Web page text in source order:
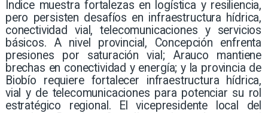
Índice muestra fortalezas en logística y resiliencia,
pero persisten desafíos en infraestructura hídrica,
conectividad vial, telecomunicaciones y servicios
básicos. A nivel provincial, Concepción enfrenta
presiones por saturación vial; Arauco mantiene
brechas en conectividad y energía; y la provincia de
Biobío requiere fortalecer infraestructura hídrica,
vial y de telecomunicaciones para potenciar su rol
estratégico regional. El vicepresidente local del